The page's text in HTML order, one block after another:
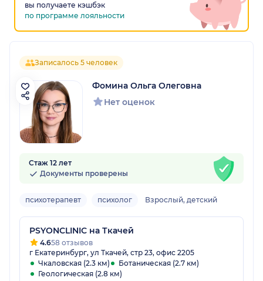
вы получаете кэшбэк
по программе лояльности
Записалось 5 человек
Фомина Ольга Олеговна
Нет оценок
Стаж 12 лет
Документы проверены
психотерапевт психолог Взрослый, детский
PSYONCLINIC на Ткачей
4.658 отзывов
г Екатеринбург, ул Ткачей, стр 23, офис 2205
Чкаловская (2.3 км)
Ботаническая (2.7 км)
Геологическая (2.8 км)